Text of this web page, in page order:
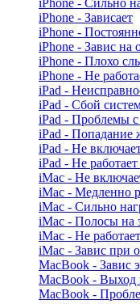
iPhone - Сильно
iPhone - Зависает
iPhone -
iPhone - Завис на
iPhone - Плохо
iPhone - Не
iPad -
iPad - Сбой
iPad - Проблемы
iPad - Попадание
iPad - Не
iPad - Не
iMac - Не
iMac - Медленно
iMac - Сильно
iMac - Полосы на
iMac - Не
iMac - Завис при
MacBook - Завис
MacBook - Выход
MacBook -